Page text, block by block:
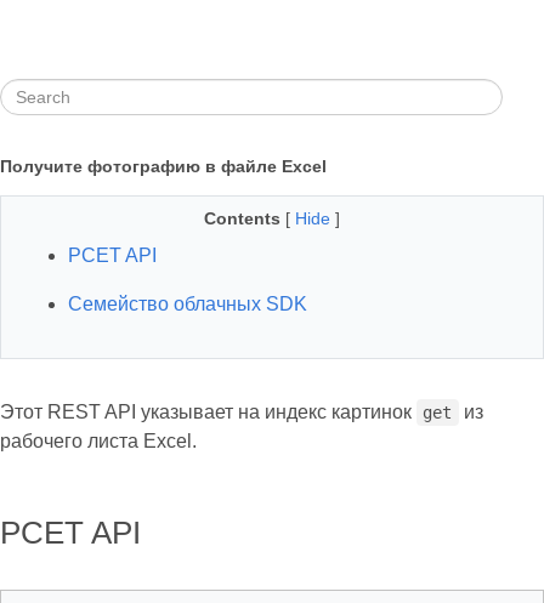
Получите фотографию в файле Excel
Contents [ Hide ]
РСЕT API
Семейство облачных SDK
Этот REST API указывает на индекс картинок get
из
рабочего листа Excel.
РСЕT API